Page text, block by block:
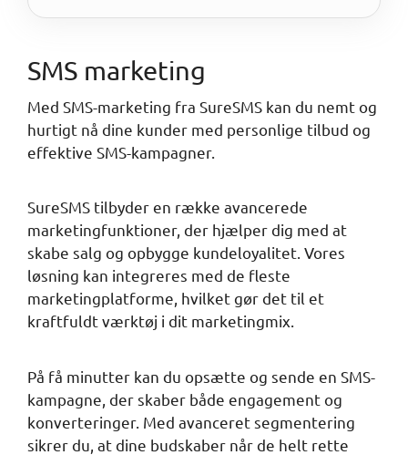
SMS marketing
Med SMS-marketing fra SureSMS kan du nemt og
hurtigt nå dine kunder med personlige tilbud og
effektive SMS-kampagner.
SureSMS tilbyder en række avancerede
marketingfunktioner, der hjælper dig med at
skabe salg og opbygge kundeloyalitet. Vores
løsning kan integreres med de fleste
marketingplatforme, hvilket gør det til et
kraftfuldt værktøj i dit marketingmix.
På få minutter kan du opsætte og sende en SMS-
kampagne, der skaber både engagement og
konverteringer. Med avanceret segmentering
sikrer du, at dine budskaber når de helt rette